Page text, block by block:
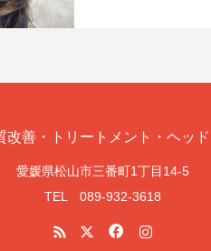
愛媛県松山市三番町1丁目14-5
TEL 089-932-3618